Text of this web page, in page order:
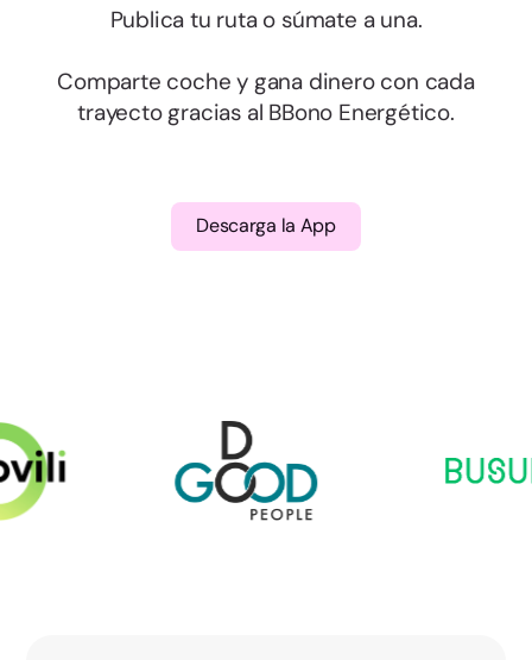
Publica tu ruta o súmate a una.
Comparte coche y gana dinero con cada
trayecto gracias al BBono Energético.
Descarga la App